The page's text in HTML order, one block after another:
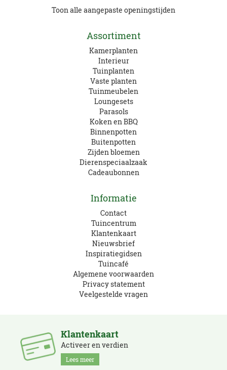
Toon alle aangepaste openingstijden
Assortiment
Kamerplanten
Interieur
Tuinplanten
Vaste planten
Tuinmeubelen
Loungesets
Parasols
Koken en BBQ
Binnenpotten
Buitenpotten
Zijden bloemen
Dierenspeciaalzaak
Cadeaubonnen
Informatie
Contact
Tuincentrum
Klantenkaart
Nieuwsbrief
Inspiratiegidsen
Tuincafé
Algemene voorwaarden
Privacy statement
Veelgestelde vragen
Klantenkaart
Activeer en verdien
Lees meer